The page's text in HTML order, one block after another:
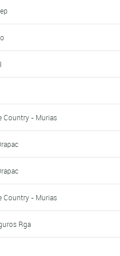
Country - Murias
Country - Murias
Rga